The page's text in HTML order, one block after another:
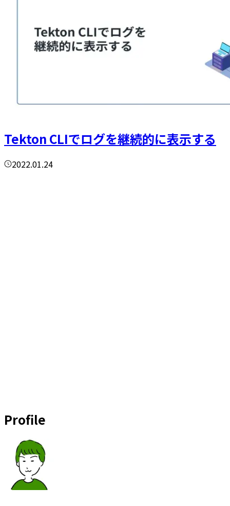
Tekton CLIでログを継続的に表示する
2022.01.24
Profile